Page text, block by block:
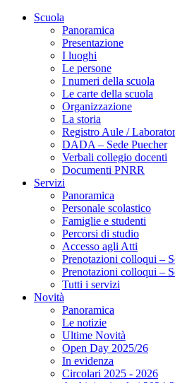
Scuola
Panoramica
Presentazione
I luoghi
Le persone
I numeri della scuola
Le carte della scuola
Organizzazione
La storia
Registro Aule /
DADA – Sede Puecher
Verbali collegio docenti
Documenti PNRR
Servizi
Panoramica
Personale scolastico
Famiglie e studenti
Percorsi di studio
Accesso agli Atti
Prenotazioni colloqui –
Prenotazioni colloqui –
Tutti i servizi
Novità
Panoramica
Le notizie
Ultime Novità
Open Day 2025/26
In evidenza
Circolari 2025 - 2026